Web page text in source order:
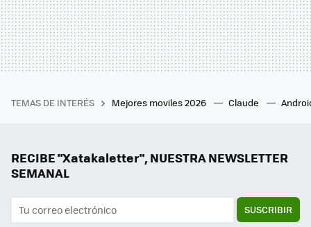
TEMAS DE INTERÉS Mejores moviles 2026 Claude
RECIBE "Xatakaletter", NUESTRA NEWSLETTER
SEMANAL
SUSCRIBIR